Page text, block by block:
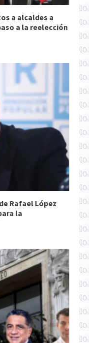
a alcaldes a
a la reelección
Rafael López
la